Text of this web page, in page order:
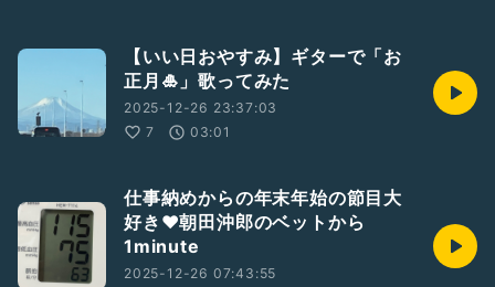
【いい日おやすみ】ギターで「お
正月🎍」歌ってみた
2025-12-26 23:37:03
7
03:01
仕事納めからの年末年始の節目大
好き❤朝田沖郎のベットから
1minute
2025-12-26 07:43:55